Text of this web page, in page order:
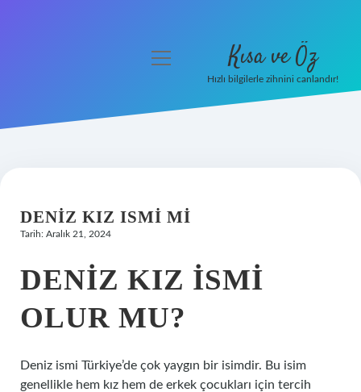
Hakkımızda
menüyü
Kısa ve Öz
Hızlı bilgilerle zihnini canlandır!
DENIZ KIZ ISMI MI
Tarih: Aralık 21, 2024
DENIZ KIZ ISMI
OLUR MU?
Deniz ismi Türkiye’de çok yaygın bir isimdir. Bu isim
genellikle hem kız hem de erkek çocukları için tercih